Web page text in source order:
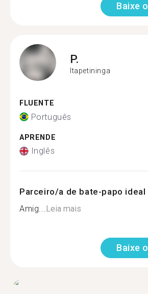
Baixe
P.
Itapetininga
FLUENTE
Português
APRENDE
Inglês
Parceiro/a de bate-papo ideal
Amig...Leia mais
Baixe